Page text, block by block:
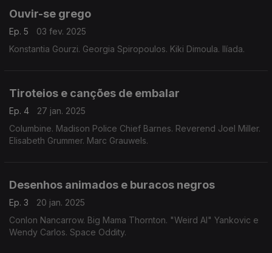
Ouvir-se grego
Ep. 5
03 fev. 2025
Konstantia Gourzi. Georgia Spiropoulos. Kiki Dimoula. Ilíada.
Tiroteios e canções de embalar
Ep. 4
27 jan. 2025
Columbine. Madison Police Chief Barnes. Reverend Joel Miller.
Elisabeth Grummer. Marc Grauwels.
Desenhos animados e buracos negros
Ep. 3
20 jan. 2025
Conlon Nancarrow. Big Mama Thornton. "Weird Al" Yankovic e
Wendy Carlos. Space Oddity.